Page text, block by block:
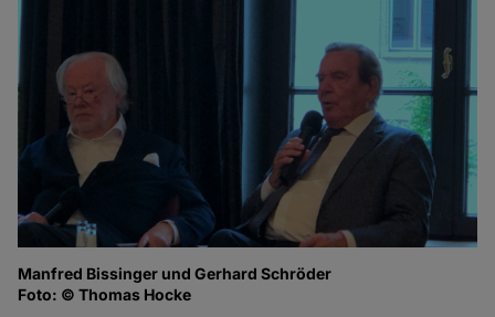
Manfred Bissinger und Gerhard Schröder
Foto: © Thomas Hocke